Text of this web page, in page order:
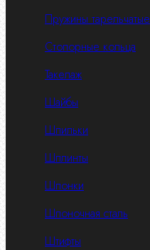
Пружины тарельчатые
Стопорные кольца
Такелаж
Шайбы
Шпильки
Шплинты
Шпонки
Шпоночная сталь
Штифты